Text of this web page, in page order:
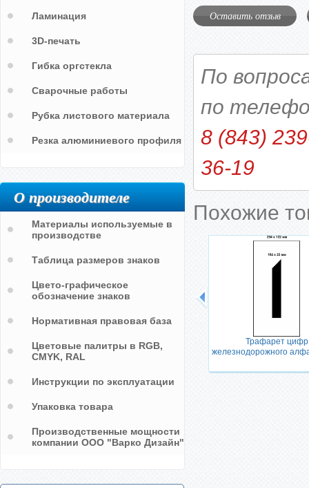
Оставить отзыв
По
по
8 (843)
36-19
Похожие
Знак Российская железная дорога
Трафарет цифр
железнодорожного
Ламинация
3D-печать
Гибка оргстекла
Сварочные работы
Рубка листового материала
Резка алюминиевого профиля
О производителе
Материалы используемые в
производстве
Таблица размеров знаков
Цвето-графическое
обозначение знаков
Нормативная правовая база
Цветовые палитры в RGB,
CMYK, RAL
Инструкции по эксплуатации
Упаковка товара
Производственные мощности
компании ООО "Варко Дизайн"